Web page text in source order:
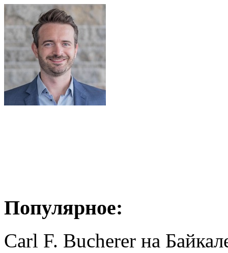
Популярное:
Carl F. Bucherer на